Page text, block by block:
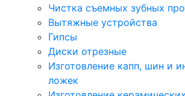
Чистка съемных зубных
Вытяжные устройства
Гипсы
Диски отрезные
Изготовление капп, шин и
ложек